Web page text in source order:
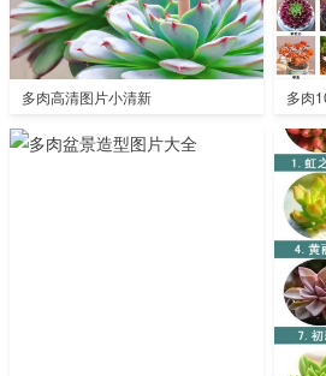
多肉高清图片小清新 多肉